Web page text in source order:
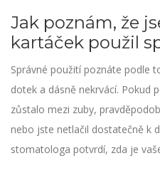
Jak poznám, že
kartáček použil
Správné použití poznáte podle
dotek a dásně nekrvácí. Pokud
zůstalo mezi zuby,
nebo jste netlačil dostatečně k
stomatologa potvrdí, zda je